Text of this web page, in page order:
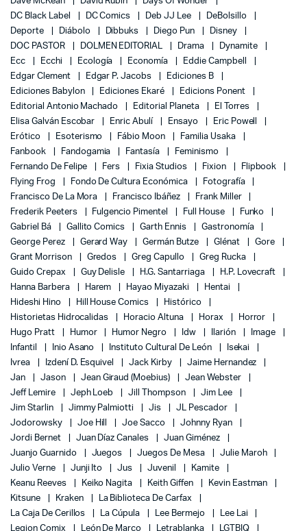
DC Black Label
DC Comics Deb JJ Lee
DeBolsillo
Deporte
Diábolo Dibbuks Diego Pun
Disney
DOC PASTOR
DOLMEN EDITORIAL Drama
Dynamite
Ecc
Ecchi Ecología Economía
Eddie Campbell
Edgar Clement
Edgar P. Jacobs
Ediciones B
Ediciones Babylon
Ediciones Ekaré
Edicions Ponent
Editorial Antonio Machado
Editorial Planeta
El Torres
Elisa Galván Escobar
Enric Abulí Ensayo
Eric Powell
Erótico
Esoterismo Fábio Moon
Familia Usaka
Fanbook
Fandogamia Fantasía
Feminismo
Fernando De Felipe
Fers Fixia Studios Fixion
Flipbook
Flying Frog
Fondo De Cultura Económica
Fotografía
Francisco De La Mora
Francisco Ibáñez
Frank Miller
Frederik Peeters
Fulgencio Pimentel Full House
Funko
Gabriel Bá
Gallito Comics Garth Ennis
Gastronomía
George Perez
Gerard Way Germán Butze Glénat
Gore
Grant Morrison
Gredos Greg Capullo
Greg Rucka
Guido Crepax
Guy Delisle H.G. Santarriaga
H.P. Lovecraft
Hanna Barbera
Harem Hayao Miyazaki
Hentai
Hideshi Hino
Hill House Comics
Histórico
Historietas Hidrocalidas
Horacio Altuna Horax
Horror
Hugo Pratt
Humor Humor Negro Idw Ilarión
Image
Infantil
Inio Asano Instituto Cultural De León
Isekai
Ivrea
Izdení D. Esquivel Jack Kirby
Jaime Hernandez
Jan
Jason Jean Giraud (Moebius)
Jean Webster
Jeff Lemire
Jeph Loeb Jill Thompson
Jim Lee
Jim Starlin
Jimmy Palmiotti Jis
JL Pescador
Jodorowsky
Joe Hill Joe Sacco
Johnny Ryan
Jordi Bernet
Juan Díaz Canales
Juan Giménez
Juanjo Guarnido
Juegos Juegos De Mesa
Julie Maroh
Julio Verne
Junji Ito Jus Juvenil
Kamite
Keanu Reeves
Keiko Nagita Keith Giffen
Kevin Eastman
Kitsune
Kraken
La Biblioteca De Carfax
La Caja De Cerillos
La Cúpula Lee Bermejo
Lee Lai
Legion Comix
León De Marco Letrablanka
LGTBIQ